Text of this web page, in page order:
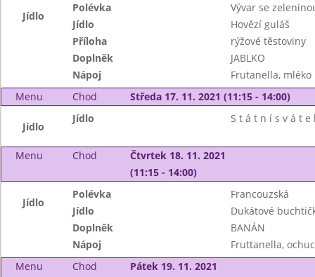
Jídlo
Polévka
Vývar se
Jídlo
Hovězí guláš
Příloha
rýžové těstoviny
Doplněk
JABLKO
Nápoj
Frutanella, mléko
Menu
Chod Středa 17. 11. 2021 (11:15 - 14:00)
Jídlo
Jídlo S t á t n í s v á t e
Menu Chod
Čtvrtek 18. 11. 2021
(11:15 - 14:00)
Jídlo
Polévka
Francouzská
Jídlo
Dukátové
Doplněk
BANÁN
Nápoj
Fruttanella,
Menu
Chod
Pátek 19. 11. 2021